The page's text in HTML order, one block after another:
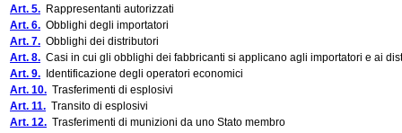
Art. 5. Rappresentanti autorizzati
Art. 6. Obblighi degli importatori
Art. 7. Obblighi dei distributori
Art. 8. Casi in cui gli obblighi dei fabbricanti si applicano agli importatori e ai
Art. 9. Identificazione degli operatori economici
Art. 10. Trasferimenti di esplosivi
Art. 11. Transito di esplosivi
Art. 12. Trasferimenti di munizioni da uno Stato membro